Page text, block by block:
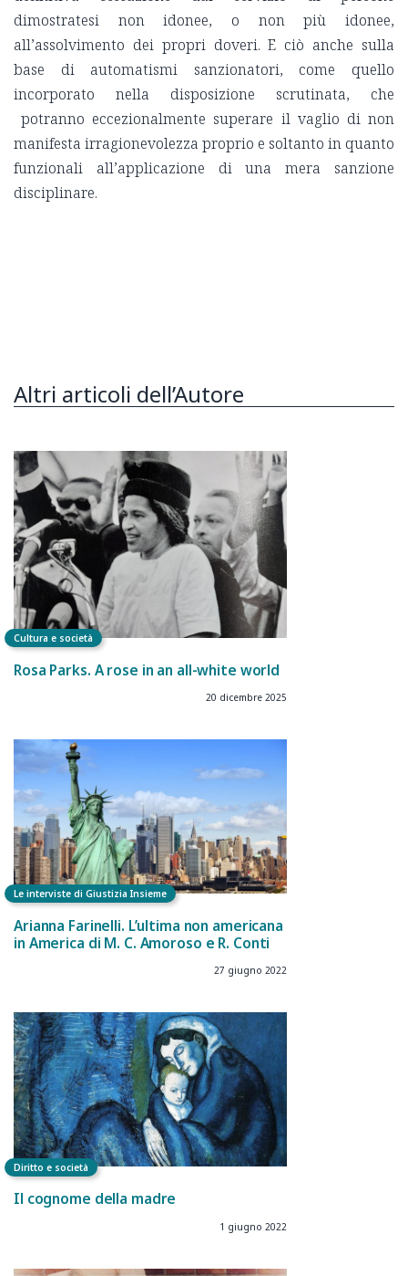
dimostratesi non idonee, o non più idonee,
all’assolvimento dei propri doveri. E ciò anche sulla
base di automatismi sanzionatori, come quello
incorporato nella disposizione scrutinata, che
potranno eccezionalmente superare il vaglio di non
manifesta irragionevolezza proprio e soltanto in quanto
funzionali all’applicazione di una mera sanzione
disciplinare.
Altri articoli dell’Autore
Cultura e società
Rosa Parks. A rose in an all-white world
20 dicembre 2025
Le interviste di Giustizia Insieme
Arianna Farinelli. L’ultima non americana
in America di M. C. Amoroso e R. Conti
27 giugno 2022
Diritto e società
Il cognome della madre
1 giugno 2022